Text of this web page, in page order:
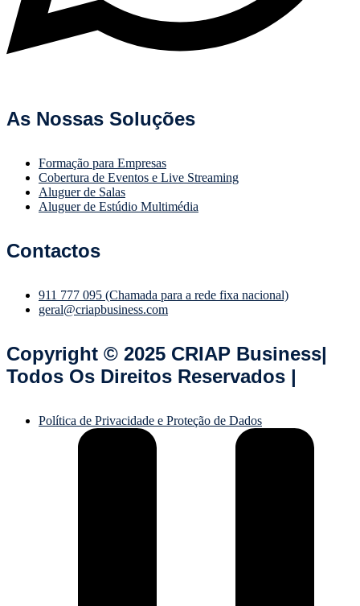
As Nossas Soluções
Formação para Empresas
Cobertura de Eventos e Live Streaming
Aluguer de Salas
Aluguer de Estúdio Multimédia
Contactos
911 777 095 (Chamada para a rede fixa nacional)
geral@criapbusiness.com
Copyright © 2025 CRIAP Business|
Todos Os Direitos Reservados |
Política de Privacidade e Proteção de Dados